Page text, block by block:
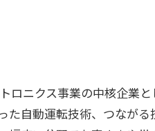
ロニクス事業の中核企業
た自動運転技術、つなが